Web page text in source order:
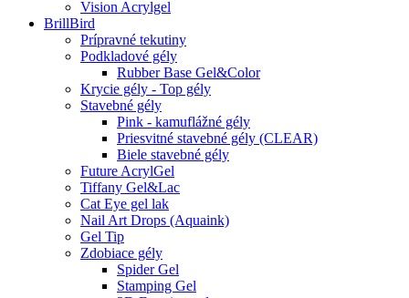
Vision Acrylgel
BrillBird
Prípravné tekutiny
Podkladové gély
Rubber Base Gel&Color
Krycie gély - Top gély
Stavebné gély
Pink - kamuflážné gély
Priesvitné stavebné gély (CLEAR)
Biele stavebné gély
Future AcrylGel
Tiffany Gel&Lac
Cat Eye gel lak
Nail Art Drops (Aquaink)
Gel Tip
Zdobiace gély
Spider Gel
Stamping Gel